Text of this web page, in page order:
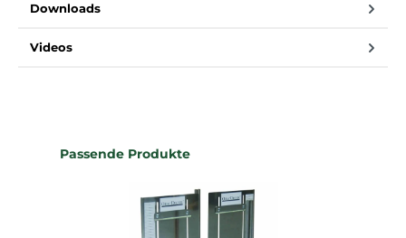
Downloads
Videos
Produktgalerie überspringen
Passende Produkte